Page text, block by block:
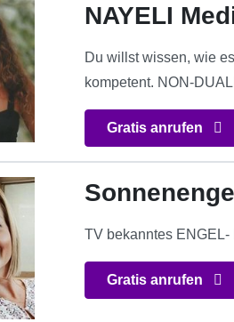
NAYELI
Du willst wissen, wie
kompetent. NON-
Gratis anrufen
TV bekanntes
Gratis anrufen